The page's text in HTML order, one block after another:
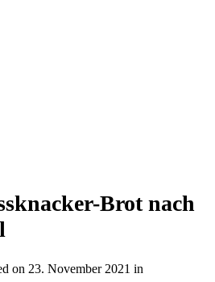
Brot nach
on 23. November 2021 in